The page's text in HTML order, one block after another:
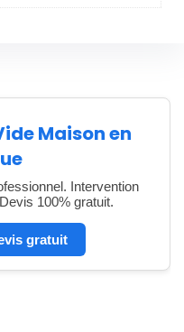
Maison en
Intervention
100% gratuit.
gratuit